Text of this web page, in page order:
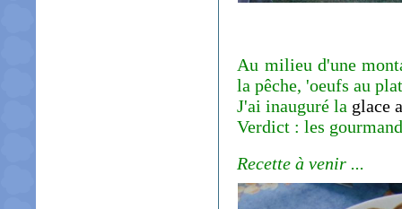
Au milieu d'une
la pêche, 'oeufs au
J'ai inauguré la glace
Verdict : les
Recette à venir ...